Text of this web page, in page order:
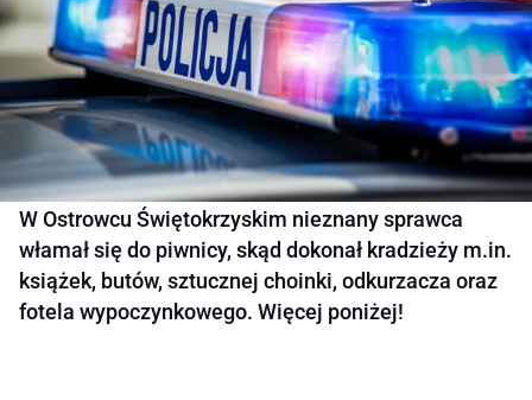
W Ostrowcu Świętokrzyskim nieznany sprawca
włamał się do piwnicy, skąd dokonał kradzieży m.in.
książek, butów, sztucznej choinki, odkurzacza oraz
fotela wypoczynkowego. Więcej poniżej!